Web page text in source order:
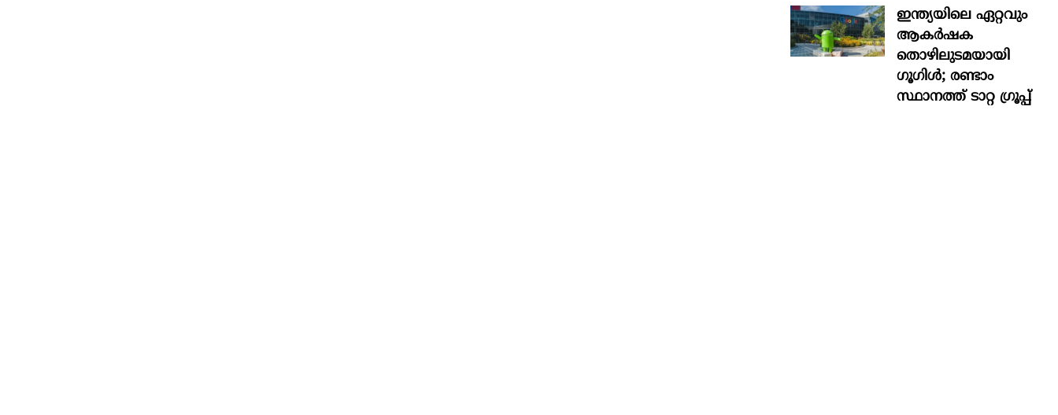
ഇന്ത്യയിലെ ഏറ്റവും
ആകര്‍ഷക
തൊഴിലുടമയായി
ഗൂഗിള്‍; രണ്ടാം
സ്ഥാനത്ത് ടാറ്റ ഗ്രൂപ്പ്